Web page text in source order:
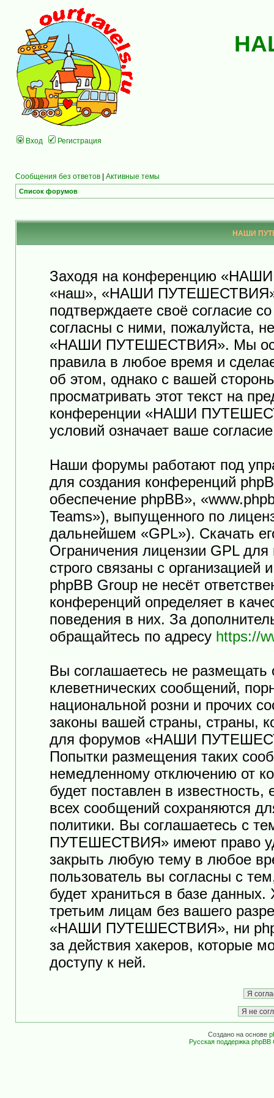
Вход Регистрация
Сообщения без ответов | Активные темы
Список форумов
НАШИ
Заходя на конференцию
«наш», «НАШИ ПУТЕШЕСТВИЯ»,
подтверждаете своё согласие
согласны с ними, пожалуйста,
«НАШИ ПУТЕШЕСТВИЯ». Мы
правила в любое время и
об этом, однако с вашей
просматривать этот текст на
конференции «НАШИ
условий означает ваше
Наши форумы работают под
для создания конференций
обеспечение phpBB»,
Teams»), выпущенного по
дальнейшем «GPL»). Скачать
Ограничения лицензии GPL
строго связаны с
phpBB Group не несёт
конференций определяет в
поведения в них. За
обращайтесь по адресу https://
Вы соглашаетесь не
клеветнических сообщений,
национальной розни и прочих
законы вашей страны, страны,
для форумов «НАШИ
Попытки размещения таких
немедленному отключению от
будет поставлен в
всех сообщений сохраняются
политики. Вы соглашаетесь с
ПУТЕШЕСТВИЯ» имеют право
закрыть любую тему в любое
пользователь вы согласны с
будет храниться в базе
третьим лицам без вашего
«НАШИ ПУТЕШЕСТВИЯ», ни
за действия хакеров, которые
доступу к ней.
Создано на основе
Русская поддержка phpBB